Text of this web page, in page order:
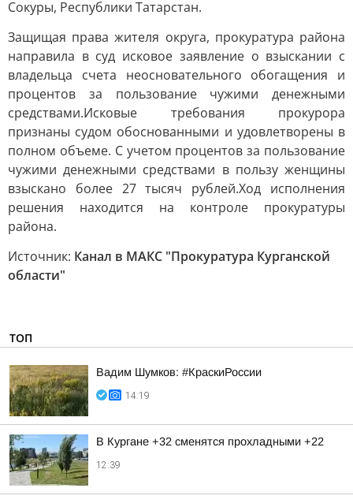
Сокуры, Республики Татарстан.
Защищая права жителя округа, прокуратура района
направила в суд исковое заявление о взыскании с
владельца счета неосновательного обогащения и
процентов за пользование чужими денежными
средствами.Исковые требования прокурора
признаны судом обоснованными и удовлетворены в
полном объеме. С учетом процентов за пользование
чужими денежными средствами в пользу женщины
взыскано более 27 тысяч рублей.Ход исполнения
решения находится на контроле прокуратуры
района.
Источник: Канал в МАКС "Прокуратура Курганской
области"
ТОП
Вадим Шумков: #КраскиРоссии
14:19
В Кургане +32 сменятся прохладными +22
12:39